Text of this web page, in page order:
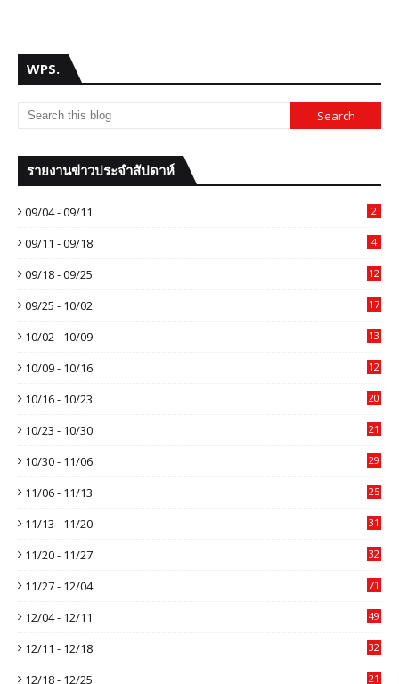
WPS.
รายงานข่าวประจำสัปดาห์
09/04 - 09/11 2
09/11 - 09/18 4
09/18 - 09/25 12
09/25 - 10/02 17
10/02 - 10/09 13
10/09 - 10/16 12
10/16 - 10/23 20
10/23 - 10/30 21
10/30 - 11/06 29
11/06 - 11/13 25
11/13 - 11/20 31
11/20 - 11/27 32
11/27 - 12/04 71
12/04 - 12/11 49
12/11 - 12/18 32
12/18 - 12/25 21